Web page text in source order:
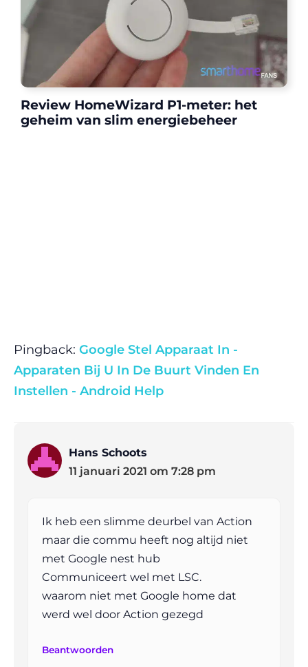
Review HomeWizard P1-meter: het
geheim van slim energiebeheer
Pingback: Google Stel Apparaat In -
Apparaten Bij U In De Buurt Vinden En
Instellen - Android Help
Hans Schoots
11 januari 2021 om 7:28 pm
Ik heb een slimme deurbel van Action
maar die commu heeft nog altijd niet
met Google nest hub
Communiceert wel met LSC.
waarom niet met Google home dat
werd wel door Action gezegd
Beantwoorden